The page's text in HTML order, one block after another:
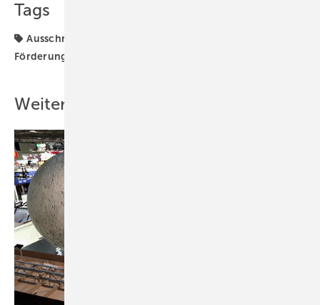
Tags
Ausschreibungen
Förderung
Weitere Inhalte